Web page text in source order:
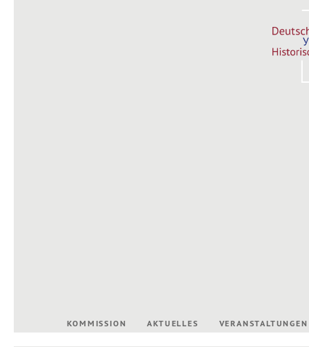
KOMMISSION AKTUELLES VERANSTALTUNGEN